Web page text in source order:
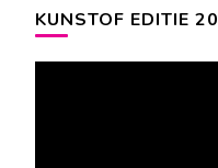
KUNSTOF EDITIE